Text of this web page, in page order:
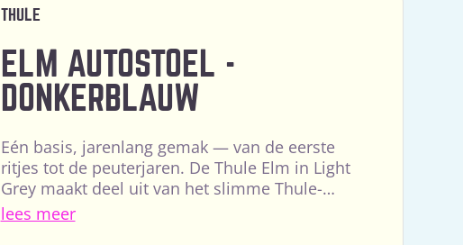
THULE
ELM AUTOSTOEL -
DONKERBLAUW
Eén basis, jarenlang gemak — van de eerste
ritjes tot de peuterjaren. De Thule Elm in Light
Grey maakt deel uit van het slimme Thule-
autostoelconcept: zowel het Maple-babystoelt...
lees meer